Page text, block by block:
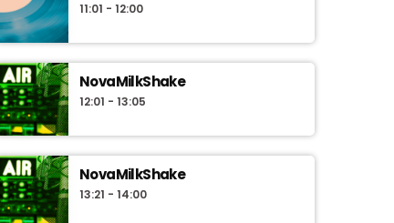
11:01 - 12:00
NovaMilkShake
12:01 - 13:05
NovaMilkShake
13:21 - 14:00